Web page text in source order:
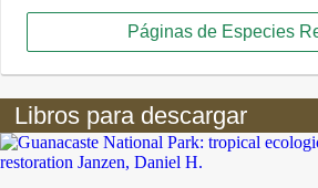
Páginas de Especies
Libros para descargar